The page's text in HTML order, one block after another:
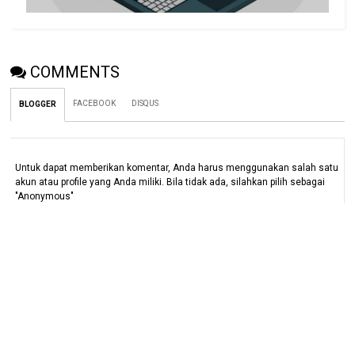
COMMENTS
BLOGGER FACEBOOK DISQUS
Untuk dapat memberikan komentar, Anda harus menggunakan salah satu
akun atau profile yang Anda miliki. Bila tidak ada, silahkan pilih sebagai
"Anonymous"